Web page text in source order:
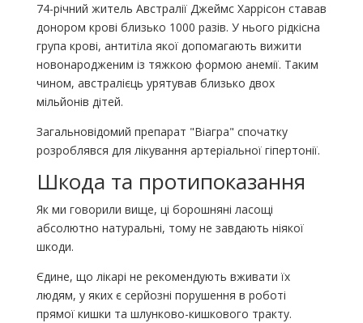
74-річний житель Австралії Джеймс Харрісон ставав
донором крові близько 1000 разів. У нього рідкісна
група крові, антитіла якої допомагають вижити
новонародженим із тяжкою формою анемії. Таким
чином, австралієць урятував близько двох
мільйонів дітей.
Загальновідомий препарат "Віагра" спочатку
розроблявся для лікування артеріальної гіпертонії.
Шкода та протипоказання
Як ми говорили вище, ці борошняні ласощі
абсолютно натуральні, тому не завдають ніякої
шкоди.
Єдине, що лікарі не рекомендують вживати їх
людям, у яких є серйозні порушення в роботі
прямої кишки та шлунково-кишкового тракту.